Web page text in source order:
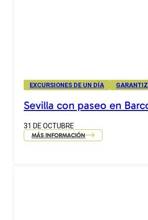
EXCURSIONES DE UN DÍA
Sevilla con paseo en
31 DE OCTUBRE
MÁS INFORMACIÓN